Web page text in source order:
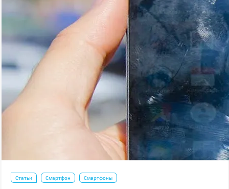
Статьи Смартфон Смартфоны